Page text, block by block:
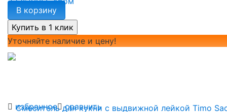
избранное сравнить
В корзину
Уточняйте наличие и цену!